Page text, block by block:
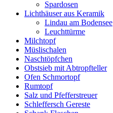
Spardosen
Lichthäuser aus Keramik
Lindau am Bodensee
Leuchttürme
Milchtopf
Müslischalen
Naschtöpfchen
Obstsieb mit Abtropfteller
Ofen Schmortopf
Rumtopf
Salz und Pfefferstreuer
Schleffersch Gereste